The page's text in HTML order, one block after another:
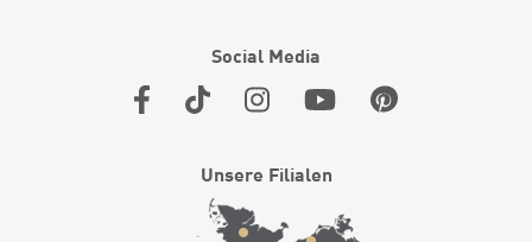
Social Media
Unsere Filialen